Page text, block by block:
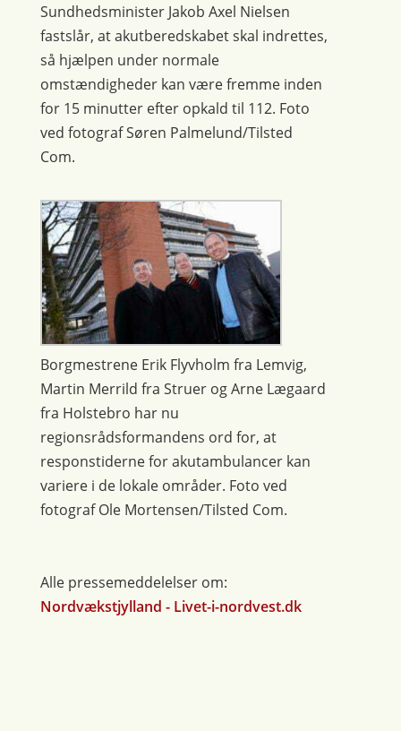
Sundhedsminister Jakob Axel Nielsen
fastslår, at akutberedskabet skal indrettes,
så hjælpen under normale
omstændigheder kan være fremme inden
for 15 minutter efter opkald til 112. Foto
ved fotograf Søren Palmelund/Tilsted
Com.
Borgmestrene Erik Flyvholm fra Lemvig,
Martin Merrild fra Struer og Arne Lægaard
fra Holstebro har nu
regionsrådsformandens ord for, at
responstiderne for akutambulancer kan
variere i de lokale områder. Foto ved
fotograf Ole Mortensen/Tilsted Com.
Alle pressemeddelelser om:
Nordvækstjylland - Livet-i-nordvest.dk